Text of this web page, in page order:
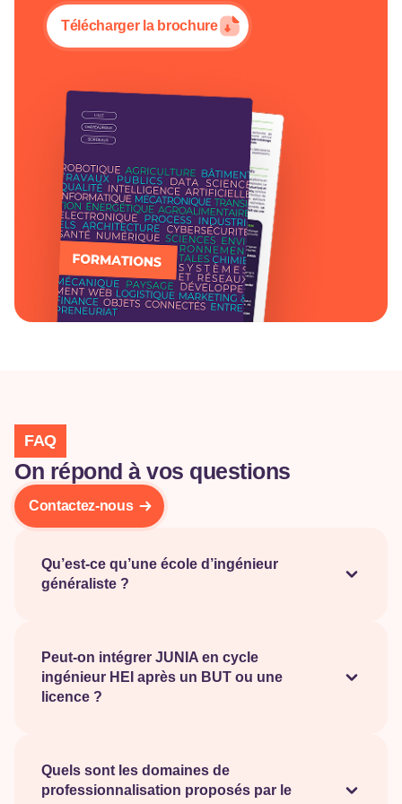
Télécharger la brochure
FAQ
On répond à vos questions
Contactez-nous
Qu’est-ce qu’une école d’ingénieur
généraliste ?
domaines techniques et scientifiques. Elle associe
polyvalence, capacité d’analyse, gestion de projet et
spécialisation progressive.
Peut-on intégrer JUNIA en cycle
ingénieur HEI après un BUT ou une
licence ?
ou un Master 1 selon les modalités d’admission en
vigueur.
Quels sont les domaines de
professionnalisation proposés par le